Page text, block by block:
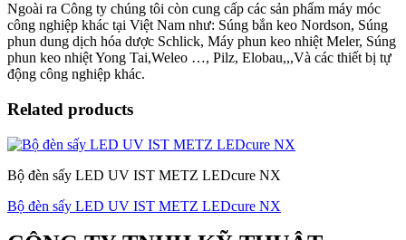
Ngoài ra Công ty chúng tôi còn cung cấp các sản phẩm máy móc
công nghiệp khác tại Việt Nam như: Súng bắn keo Nordson, Súng
phun dung dịch hóa dược Schlick, Máy phun keo nhiệt Meler, Súng
phun keo nhiệt Yong Tai,Weleo …, Pilz, Elobau,,,Và các thiết bị tự
động công nghiệp khác.
Related products
Bộ đèn sấy LED UV IST METZ LEDcure NX
Bộ đèn sấy LED UV IST METZ LEDcure NX